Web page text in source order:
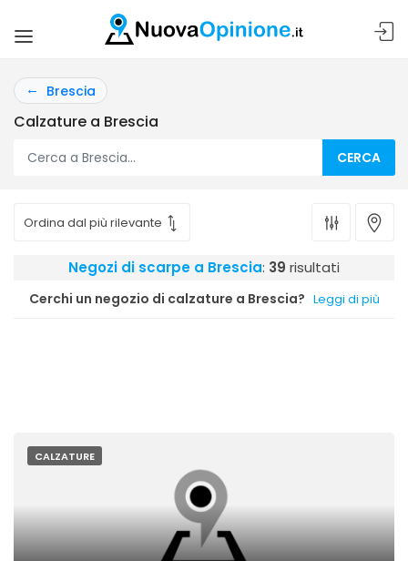
Brescia
Calzature a Brescia
CERCA
Negozi di scarpe a Brescia: 39 risultati
Cerchi un negozio di calzature a Brescia? Leggi di più
CALZATURE